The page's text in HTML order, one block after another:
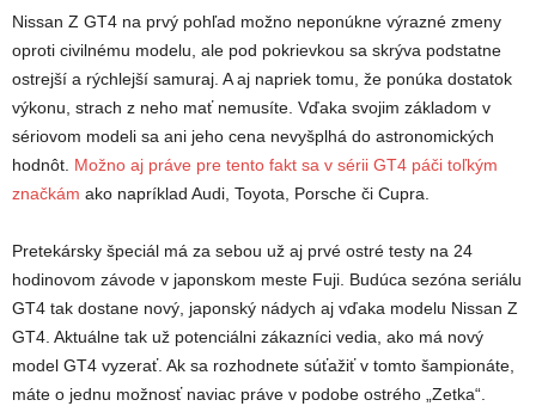
Nissan Z GT4 na prvý pohľad možno neponúkne výrazné zmeny
oproti civilnému modelu, ale pod pokrievkou sa skrýva podstatne
ostrejší a rýchlejší samuraj. A aj napriek tomu, že ponúka dostatok
výkonu, strach z neho mať nemusíte. Vďaka svojim základom v
sériovom modeli sa ani jeho cena nevyšplhá do astronomických
hodnôt. Možno aj práve pre tento fakt sa v sérii GT4 páči toľkým
značkám ako napríklad Audi, Toyota, Porsche či Cupra.
Pretekársky špeciál má za sebou už aj prvé ostré testy na 24
hodinovom závode v japonskom meste Fuji. Budúca sezóna seriálu
GT4 tak dostane nový, japonský nádych aj vďaka modelu Nissan Z
GT4. Aktuálne tak už potenciálni zákazníci vedia, ako má nový
model GT4 vyzerať. Ak sa rozhodnete súťažiť v tomto šampionáte,
máte o jednu možnosť naviac práve v podobe ostrého „Zetka“.